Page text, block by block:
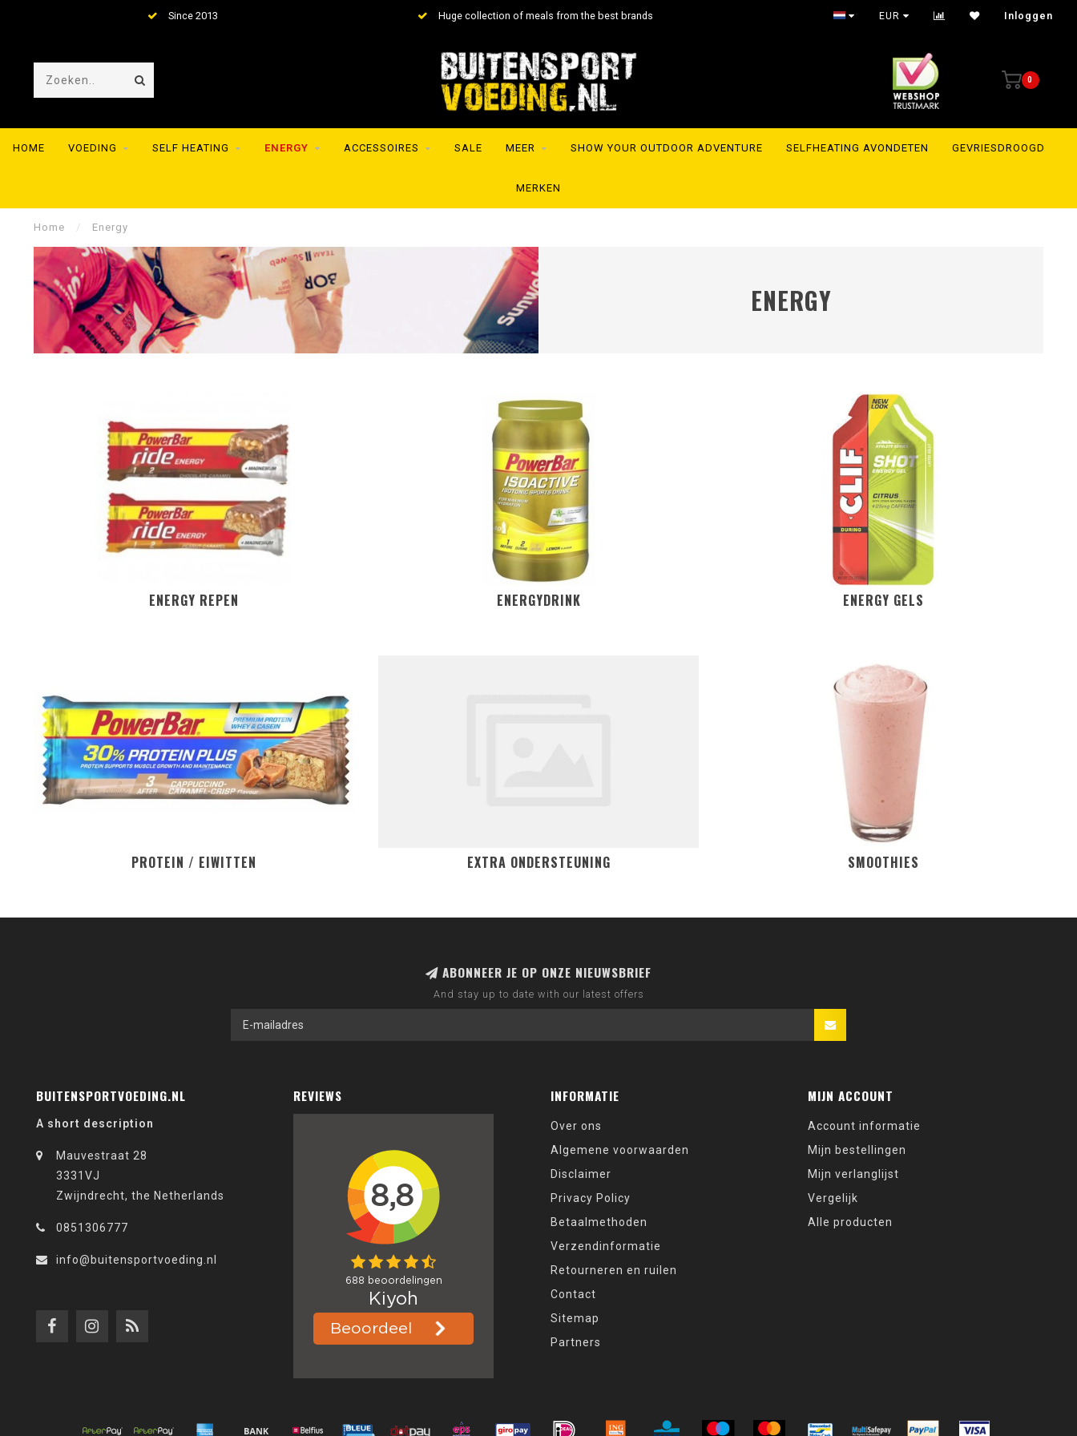
Since 2013 Huge collection of meals from the best brands Shipment within 24 hours to the whole of Europe
EUR Inloggen
0
HOME VOEDING SELF HEATING ENERGY ACCESSOIRES SALE MEER SHOW YOUR OUTDOOR ADVENTURE SELFHEATING AVONDETEN GEVRIESDROOGD
MERKEN
Home / Energy
ENERGY
ENERGY REPEN ENERGYDRINK ENERGY GELS
PROTEIN / EIWITTEN EXTRA ONDERSTEUNING SMOOTHIES
ABONNEER JE OP ONZE NIEUWSBRIEF
And stay up to date with our latest offers
BUITENSPORTVOEDING.NL
A short description
Mauvestraat 28
3331VJ
Zwijndrecht, the Netherlands
0851306777
info@buitensportvoeding.nl
REVIEWS INFORMATIE
Over ons
Algemene voorwaarden
Disclaimer
Privacy Policy
Betaalmethoden
Verzendinformatie
Retourneren en ruilen
Contact
Sitemap
Partners
MIJN ACCOUNT
Account informatie
Mijn bestellingen
Mijn verlanglijst
Vergelijk
Alle producten